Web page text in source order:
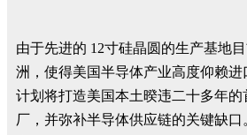
由于先进的 12寸硅晶圆的生产基地
洲，使得美国半导体产业高度仰赖
计划将打造美国本土暌违二十多年的
厂，并弥补半导体供应链的关键缺